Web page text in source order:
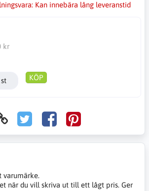
Kan innebära lång leveranstid
kr
st KÖP
varumärke.
när du vill skriva ut till ett lågt pris. Ger